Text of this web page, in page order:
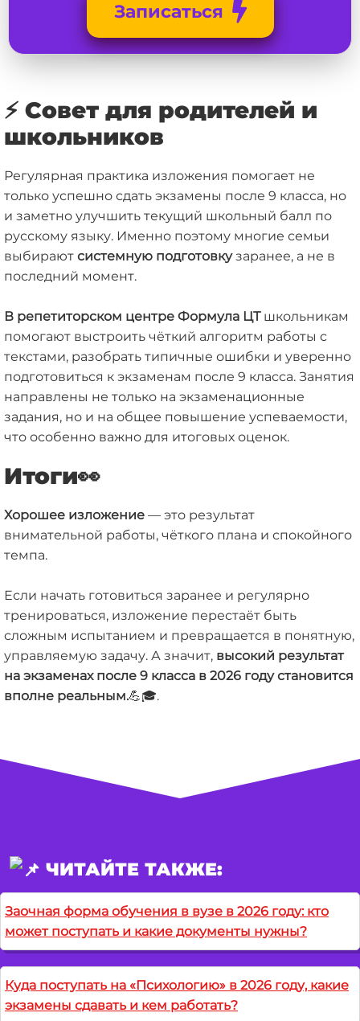
Записаться
⚡ Совет для родителей и
школьников
Регулярная практика изложения помогает не
только успешно сдать экзамены после 9 класса, но
и заметно улучшить текущий школьный балл по
русскому языку. Именно поэтому многие семьи
выбирают системную подготовкузаранее, а не в
последний момент.
В репетиторском центре Формула ЦТшкольникам
помогают выстроить чёткий алгоритм работы с
текстами, разобрать типичные ошибки и уверенно
подготовиться к экзаменам после 9 класса. Занятия
направлены не только на экзаменационные
задания, но и на общее повышение успеваемости,
что особенно важно для итоговых оценок.
Итоги👀
Хорошее изложение — это результат
внимательной работы, чёткого плана и спокойного
темпа.
Если начать готовиться заранее и регулярно
тренироваться, изложение перестаёт быть
сложным испытанием и превращается в понятную,
управляемую задачу. А значит, высокий результат
на экзаменах после 9 класса в 2026 году становится
вполне реальным.💪🎓.
ЧИТАЙТЕ ТАКЖЕ:
Заочная форма обучения в вузе в 2026 году: кто
может поступать и какие документы нужны?
Куда поступать на «Психологию» в 2026 году, какие
экзамены сдавать и кем работать?